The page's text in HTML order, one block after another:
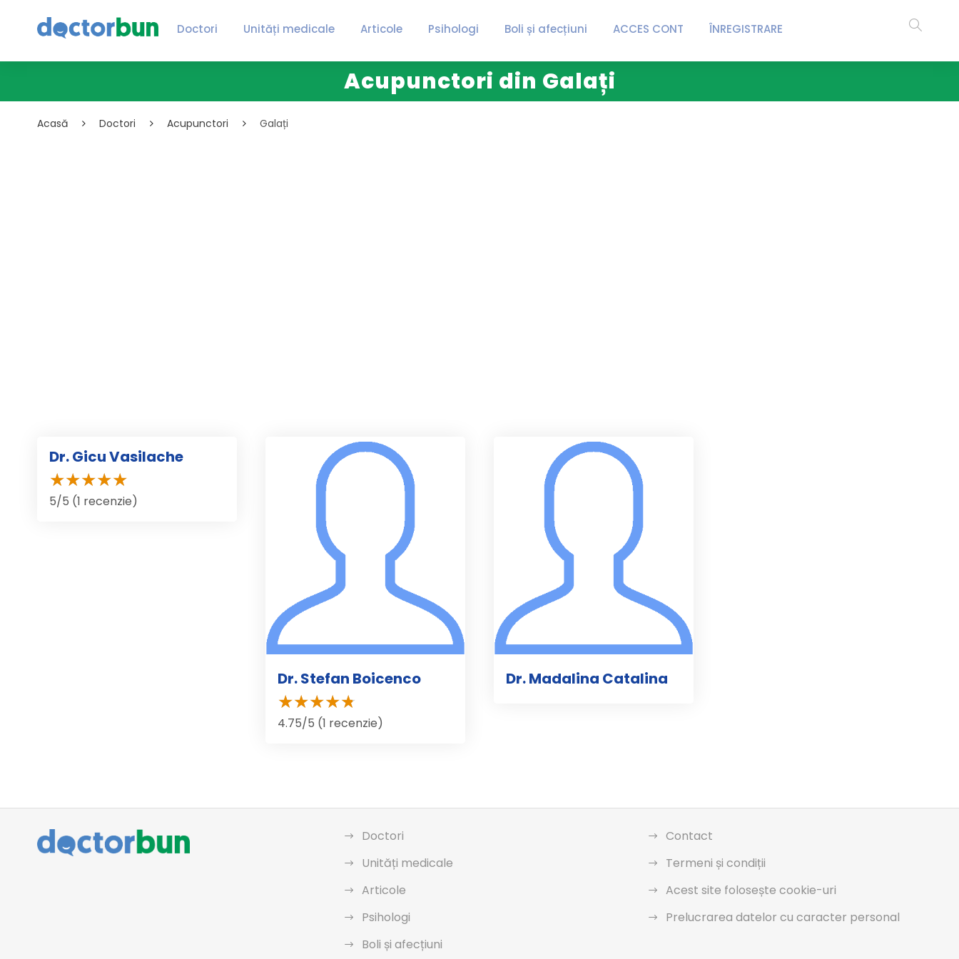
Doctori Unități medicale Articole Psihologi Boli și afecțiuni ACCES CONT ÎNREGISTRARE
Acupunctori din Galați
Acasă Doctori Acupunctori Galați
Dr. Gicu Vasilache
5/5 (1 recenzie)
Dr. Stefan Boicenco
4.75/5 (1 recenzie)
Dr. Madalina Catalina
Doctori
Unități medicale
Articole
Psihologi
Boli și afecțiuni
Contact
Termeni și condiții
Acest site folosește cookie-uri
Prelucrarea datelor cu caracter personal